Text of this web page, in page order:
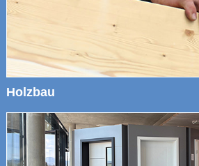
Holzbau